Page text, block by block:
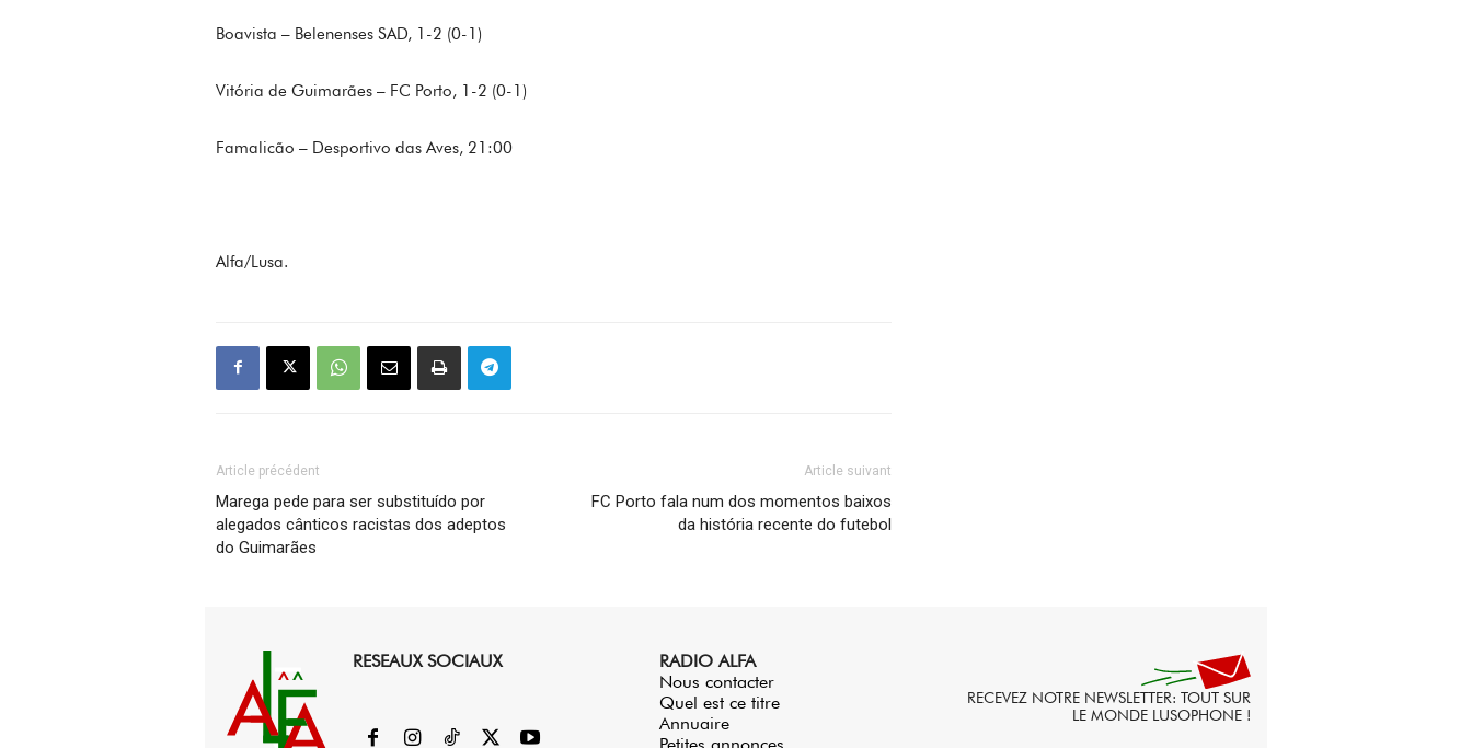
Boavista – Belenenses SAD, 1-2 (0-1)
Vitória de Guimarães – FC Porto, 1-2 (0-1)
Famalicão – Desportivo das Aves, 21:00
Alfa/Lusa.
Article précédent
Marega pede para ser substituído por
alegados cânticos racistas dos adeptos
do Guimarães
Article suivant
FC Porto fala num dos momentos baixos
da história recente do futebol
RESEAUX SOCIAUX
RADIO ALFA
Nous contacter
Quel est ce titre
Annuaire
Petites annonces
RECEVEZ NOTRE NEWSLETTER: TOUT SUR
LE MONDE LUSOPHONE !